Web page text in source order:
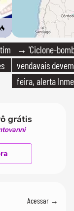
→ 'Ciclone-
vendavais
feira, alerta
grátis
Acessar →